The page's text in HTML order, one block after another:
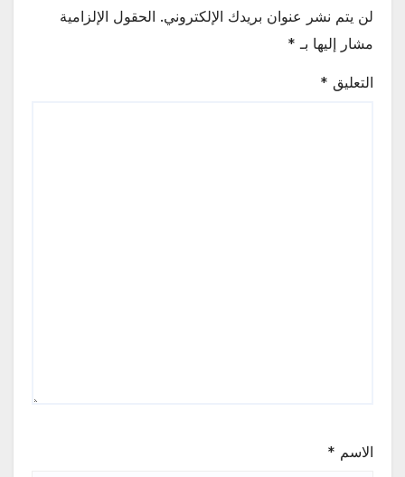
لن يتم نشر عنوان بريدك الإلكتروني. الحقول الإلزامية
مشار إليها بـ *
التعليق *
الاسم *